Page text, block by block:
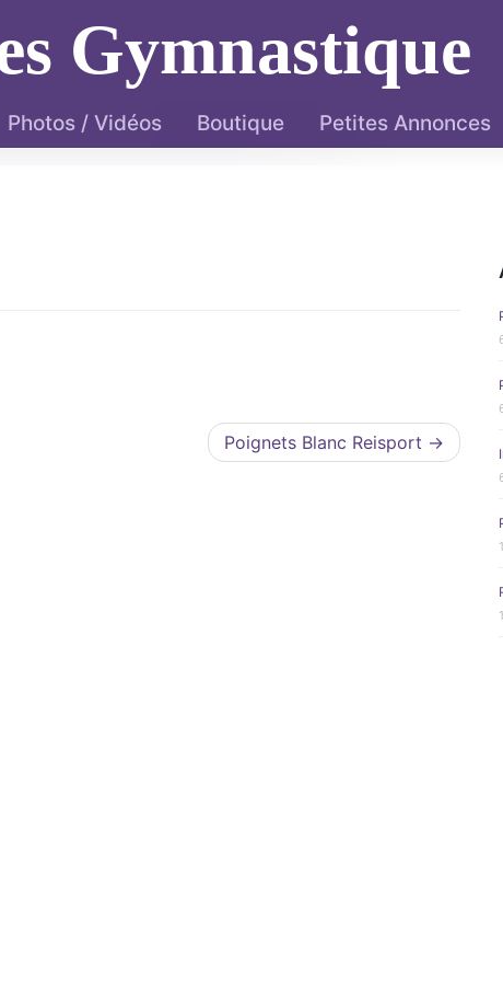
Gymnastique
Photos / Vidéos Boutique Petites Annonces
Poignets Blanc Reisport